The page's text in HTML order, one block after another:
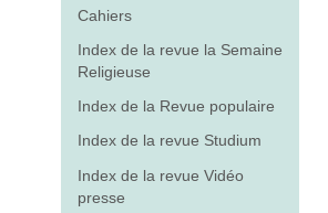
Cahiers
Index de la revue la Semaine
Religieuse
Index de la Revue populaire
Index de la revue Studium
Index de la revue Vidéo
presse